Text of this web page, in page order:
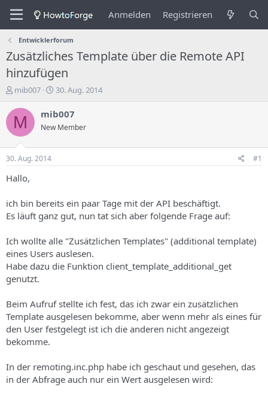
Anmelden Registrieren
Entwicklerforum
Zusätzliches Template über die Remote API
hinzufügen
E
s
t
e
e
r
s
T
e
m
s
mib007
E
s
e
d
a
u
m
30. Aug. 2014
M mib007
New Member
30. Aug. 2014 #1
Hallo,
ich bin bereits ein paar Tage mit der API beschäftigt.
Es läuft ganz gut, nun tat sich aber folgende Frage auf:
Ich wollte alle "Zusätzlichen Templates" (additional template)
eines Users auslesen.
Habe dazu die Funktion client_template_additional_get
genutzt.
Beim Aufruf stellte ich fest, das ich zwar ein zusätzlichen
Template ausgelesen bekomme, aber wenn mehr als eines für
den User festgelegt ist ich die anderen nicht angezeigt
bekomme.
In der remoting.inc.php habe ich geschaut und gesehen, das
in der Abfrage auch nur ein Wert ausgelesen wird: